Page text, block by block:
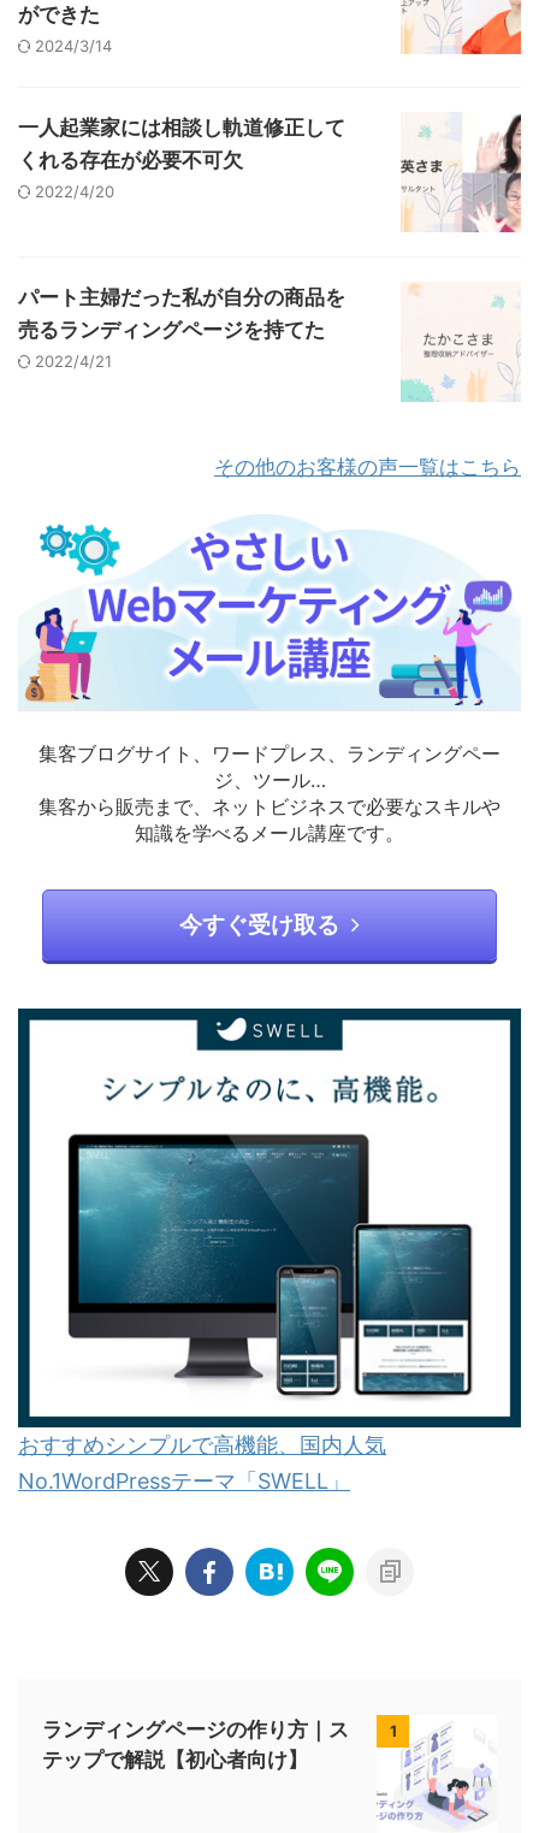
ができた
2024/3/14
一人起業家には相談し軌道修正して
くれる存在が必要不可欠
2022/4/20
パート主婦だった私が自分の商品を
売るランディングページを持てた
2022/4/21
その他のお客様の声一覧はこちら
集客ブログサイト、ワードプレス、ランディングペー
ジ、ツール…
集客から販売まで、ネットビジネスで必要なスキルや
知識を学べるメール講座です。
今すぐ受け取る
おすすめシンプルで高機能、国内人気
No.1WordPressテーマ「SWELL」
1
ランディングページの作り方｜ス
テップで解説【初心者向け】